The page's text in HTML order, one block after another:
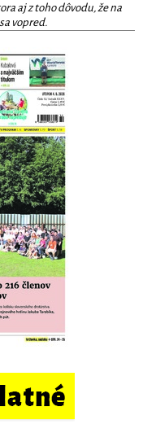
aj z toho dôvodu, že na
vopred.